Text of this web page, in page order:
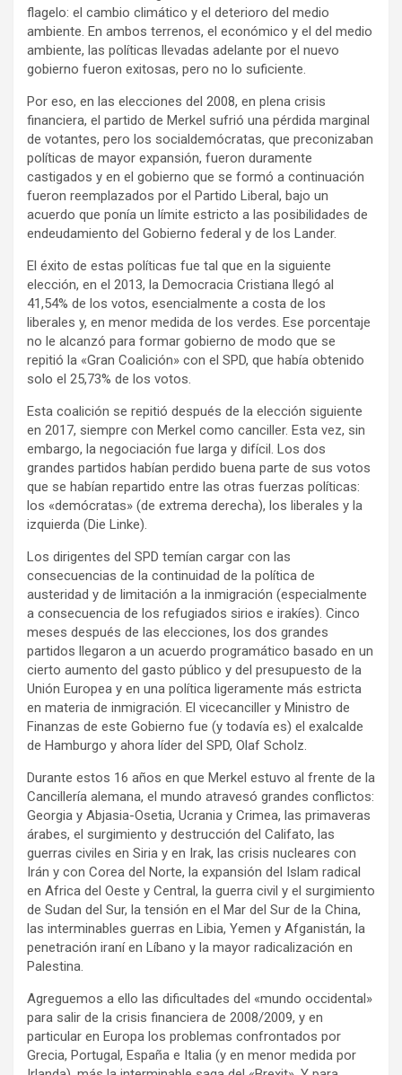
flagelo: el cambio climático y el deterioro del medio
ambiente. En ambos terrenos, el económico y el del medio
ambiente, las políticas llevadas adelante por el nuevo
gobierno fueron exitosas, pero no lo suficiente.
Por eso, en las elecciones del 2008, en plena crisis
financiera, el partido de Merkel sufrió una pérdida marginal
de votantes, pero los socialdemócratas, que preconizaban
políticas de mayor expansión, fueron duramente
castigados y en el gobierno que se formó a continuación
fueron reemplazados por el Partido Liberal, bajo un
acuerdo que ponía un límite estricto a las posibilidades de
endeudamiento del Gobierno federal y de los Lander.
El éxito de estas políticas fue tal que en la siguiente
elección, en el 2013, la Democracia Cristiana llegó al
41,54% de los votos, esencialmente a costa de los
liberales y, en menor medida de los verdes. Ese porcentaje
no le alcanzó para formar gobierno de modo que se
repitió la «Gran Coalición» con el SPD, que había obtenido
solo el 25,73% de los votos.
Esta coalición se repitió después de la elección siguiente
en 2017, siempre con Merkel como canciller. Esta vez, sin
embargo, la negociación fue larga y difícil. Los dos
grandes partidos habían perdido buena parte de sus votos
que se habían repartido entre las otras fuerzas políticas:
los «demócratas» (de extrema derecha), los liberales y la
izquierda (Die Linke).
Los dirigentes del SPD temían cargar con las
consecuencias de la continuidad de la política de
austeridad y de limitación a la inmigración (especialmente
a consecuencia de los refugiados sirios e irakíes). Cinco
meses después de las elecciones, los dos grandes
partidos llegaron a un acuerdo programático basado en un
cierto aumento del gasto público y del presupuesto de la
Unión Europea y en una política ligeramente más estricta
en materia de inmigración. El vicecanciller y Ministro de
Finanzas de este Gobierno fue (y todavía es) el exalcalde
de Hamburgo y ahora líder del SPD, Olaf Scholz.
Durante estos 16 años en que Merkel estuvo al frente de la
Cancillería alemana, el mundo atravesó grandes conflictos:
Georgia y Abjasia-Osetia, Ucrania y Crimea, las primaveras
árabes, el surgimiento y destrucción del Califato, las
guerras civiles en Siria y en Irak, las crisis nucleares con
Irán y con Corea del Norte, la expansión del Islam radical
en Africa del Oeste y Central, la guerra civil y el surgimiento
de Sudan del Sur, la tensión en el Mar del Sur de la China,
las interminables guerras en Libia, Yemen y Afganistán, la
penetración iraní en Líbano y la mayor radicalización en
Palestina.
Agreguemos a ello las dificultades del «mundo occidental»
para salir de la crisis financiera de 2008/2009, y en
particular en Europa los problemas confrontados por
Grecia, Portugal, España e Italia (y en menor medida por